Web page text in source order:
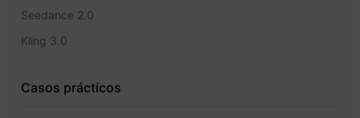
Seedance 2.0
Kling 3.0
Casos prácticos